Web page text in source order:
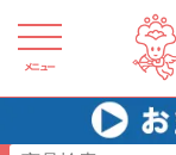
メニュー